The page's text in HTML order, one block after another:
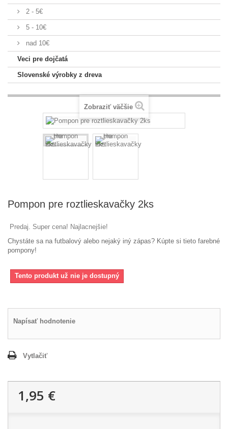
2 - 5€
5 - 10€
nad 10€
Veci pre dojčatá
Slovenské výrobky z dreva
Zobraziť väčšie
Pompon pre roztlieskavačky 2ks
Predaj. Super cena! Najlacnejšie!
Chystáte sa na futbalový alebo nejaký iný zápas? Kúpte si tieto farebné
pompony!
Tento produkt už nie je dostupný
Napísať hodnotenie
Vytlačiť
1,95 €